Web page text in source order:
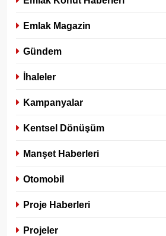
Emlak Magazin
Gündem
İhaleler
Kampanyalar
Kentsel Dönüşüm
Manşet Haberleri
Otomobil
Proje Haberleri
Projeler